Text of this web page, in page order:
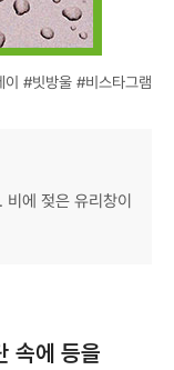
#빗방울 #비스타그램
에 젖은 유리창이
속에 등을